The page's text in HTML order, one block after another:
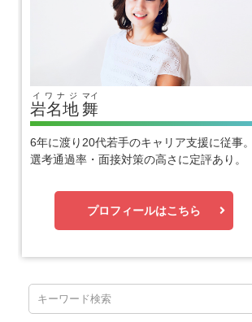
岩名地
イワナジ
舞
マイ
6年に渡り20代若手のキャリア支援に従事。
選考通過率・面接対策の高さに定評あり。
プロフィールはこちら